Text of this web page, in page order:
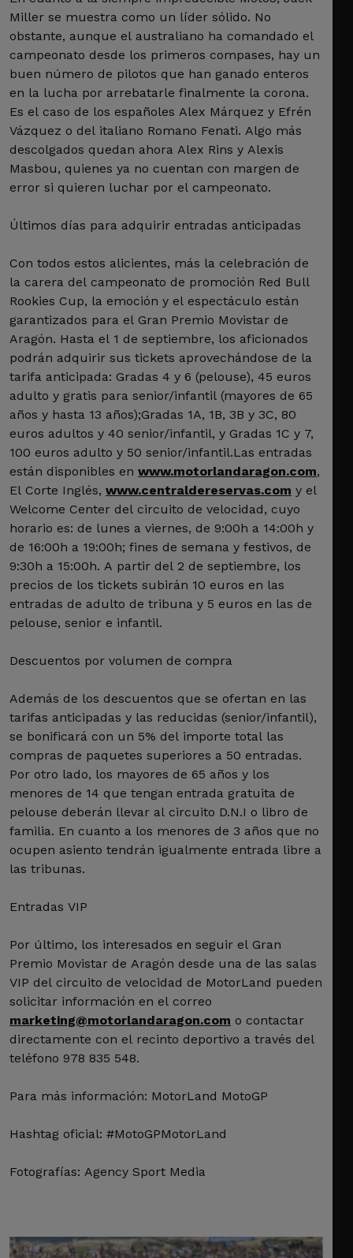
Miller se muestra como un líder sólido. No
obstante, aunque el australiano ha comandado el
campeonato desde los primeros compases, hay un
buen número de pilotos que han ganado enteros
en la lucha por arrebatarle finalmente la corona.
Es el caso de los españoles Alex Márquez y Efrén
Vázquez o del italiano Romano Fenati. Algo más
descolgados quedan ahora Alex Rins y Alexis
Masbou, quienes ya no cuentan con margen de
error si quieren luchar por el campeonato.
Últimos días para adquirir entradas anticipadas
Con todos estos alicientes, más la celebración de
la carera del campeonato de promoción Red Bull
Rookies Cup, la emoción y el espectáculo están
garantizados para el Gran Premio Movistar de
Aragón. Hasta el 1 de septiembre, los aficionados
podrán adquirir sus tickets aprovechándose de la
tarifa anticipada: Gradas 4 y 6 (pelouse), 45 euros
adulto y gratis para senior/infantil (mayores de 65
años y hasta 13 años);Gradas 1A, 1B, 3B y 3C, 80
euros adultos y 40 senior/infantil, y Gradas 1C y 7,
100 euros adulto y 50 senior/infantil.Las entradas
están disponibles en www.motorlandaragon.com,
El Corte Inglés, www.centraldereservas.com y el
Welcome Center del circuito de velocidad, cuyo
horario es: de lunes a viernes, de 9:00h a 14:00h y
de 16:00h a 19:00h; fines de semana y festivos, de
9:30h a 15:00h. A partir del 2 de septiembre, los
precios de los tickets subirán 10 euros en las
entradas de adulto de tribuna y 5 euros en las de
pelouse, senior e infantil.
Descuentos por volumen de compra
Además de los descuentos que se ofertan en las
tarifas anticipadas y las reducidas (senior/infantil),
se bonificará con un 5% del importe total las
compras de paquetes superiores a 50 entradas.
Por otro lado, los mayores de 65 años y los
menores de 14 que tengan entrada gratuita de
pelouse deberán llevar al circuito D.N.I o libro de
familia. En cuanto a los menores de 3 años que no
ocupen asiento tendrán igualmente entrada libre a
las tribunas.
Entradas VIP
Por último, los interesados en seguir el Gran
Premio Movistar de Aragón desde una de las salas
VIP del circuito de velocidad de MotorLand pueden
solicitar información en el correo
marketing@motorlandaragon.com o contactar
directamente con el recinto deportivo a través del
teléfono 978 835 548.
Para más información: MotorLand MotoGP
Hashtag oficial: #MotoGPMotorLand
Fotografías: Agency Sport Media